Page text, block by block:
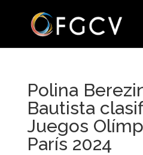
Polina
Bautista
Juegos
París 2024